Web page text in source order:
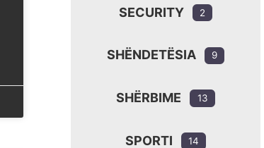
SECURITY 2
SHËNDETËSIA 9
SHËRBIME 13
SPORTI 14